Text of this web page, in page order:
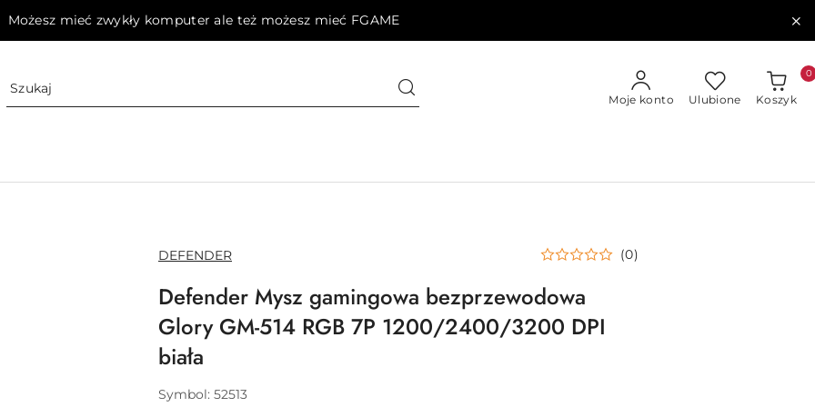
Możesz mieć zwykły komputer ale też możesz mieć FGAME
Moje konto Ulubione Koszyk
0
NAZWA
PRODUCENTA:
DEFENDER (0)
Defender Mysz gamingowa bezprzewodowa
Glory GM-514 RGB 7P 1200/2400/3200 DPI
biała
Symbol: 52513